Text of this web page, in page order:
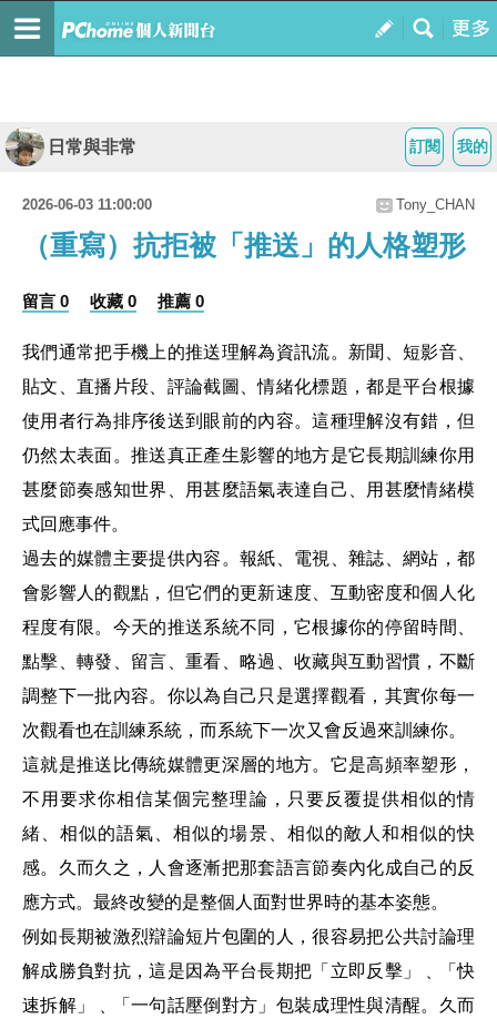
我的
訂閱
日常與非常
2026-06-03 11:00:00 Tony_CHAN
（重寫）抗拒被「推送」的人格塑形
留言 0 收藏 0 推薦 0
我們通常把手機上的推送理解為資訊流。新聞、短影音、
貼文、直播片段、評論截圖、情緒化標題，都是平台根據
使用者行為排序後送到眼前的內容。這種理解沒有錯，但
仍然太表面。推送真正產生影響的地方是它長期訓練你用
甚麼節奏感知世界、用甚麼語氣表達自己、用甚麼情緒模
式回應事件。
過去的媒體主要提供內容。報紙、電視、雜誌、網站，都
會影響人的觀點，但它們的更新速度、互動密度和個人化
程度有限。今天的推送系統不同，它根據你的停留時間、
點擊、轉發、留言、重看、略過、收藏與互動習慣，不斷
調整下一批內容。你以為自己只是選擇觀看，其實你每一
次觀看也在訓練系統，而系統下一次又會反過來訓練你。
這就是推送比傳統媒體更深層的地方。它是高頻率塑形，
不用要求你相信某個完整理論，只要反覆提供相似的情
緒、相似的語氣、相似的場景、相似的敵人和相似的快
感。久而久之，人會逐漸把那套語言節奏內化成自己的反
應方式。最終改變的是整個人面對世界時的基本姿態。
例如長期被激烈辯論短片包圍的人，很容易把公共討論理
解成勝負對抗，這是因為平台長期把「立即反擊」﹑「快
速拆解」﹑「一句話壓倒對方」包裝成理性與清醒。久而